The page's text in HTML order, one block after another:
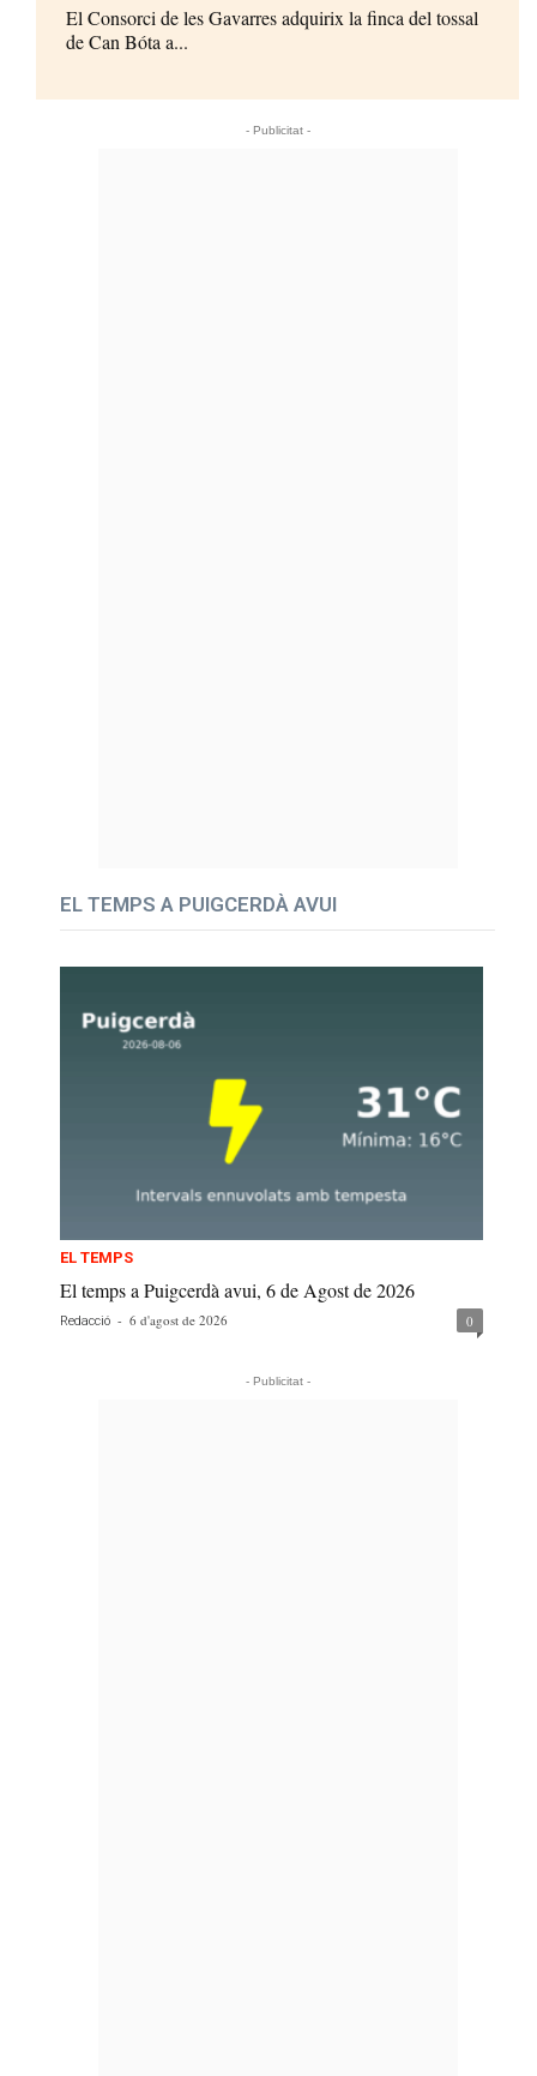
El Consorci de les Gavarres adquirix la finca del tossal
de Can Bóta a...
- Publicitat -
EL TEMPS A PUIGCERDÀ AVUI
EL TEMPS
El temps a Puigcerdà avui, 6 de Agost de 2026
Redacció - 6 d'agost de 2026 0
- Publicitat -